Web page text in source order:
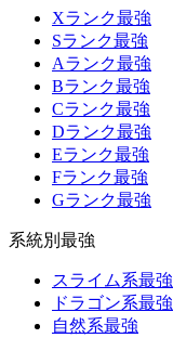
Xランク最強
Sランク最強
Aランク最強
Bランク最強
Cランク最強
Dランク最強
Eランク最強
Fランク最強
Gランク最強
系統別最強
スライム系最強
ドラゴン系最強
自然系最強